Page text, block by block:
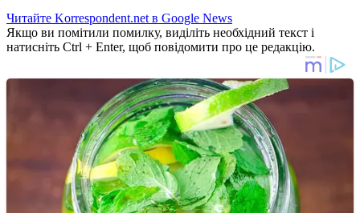
Читайте Korrespondent.net в Google News
Якщо ви помітили помилку, виділіть необхідний текст і
натисніть Ctrl + Enter, щоб повідомити про це редакцію.